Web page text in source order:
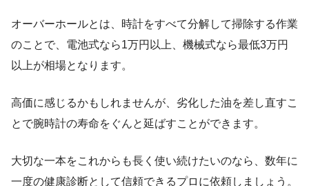
オーバーホールとは、時計をすべて分解して掃除する作業
のことで、電池式なら1万円以上、機械式なら最低3万円
以上が相場となります。
高価に感じるかもしれませんが、劣化した油を差し直すこ
とで腕時計の寿命をぐんと延ばすことができます。
大切な一本をこれからも長く使い続けたいのなら、数年に
一度の健康診断として信頼できるプロに依頼しましょう。